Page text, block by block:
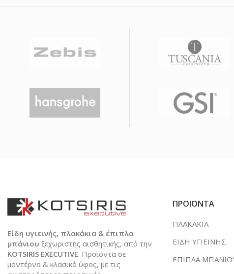
Είδη υγιεινής, πλακάκια & έπιπλα
μπάνιου ξεχωριστής αισθητικής, από την
KOTSIRIS EXECUTIVE. Προϊόντα σε
μοντέρνο & κλασικό ύφος, με τις
ΠΡΟΪΟΝΤΑ
ΠΛΑΚΑΚΙΑ
ΕΙΔΗ ΥΓΙΕΙΝΗΣ
ΕΠΙΠΛΑ